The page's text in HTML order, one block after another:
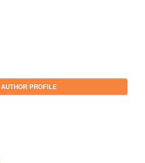
AUTHOR PROFILE